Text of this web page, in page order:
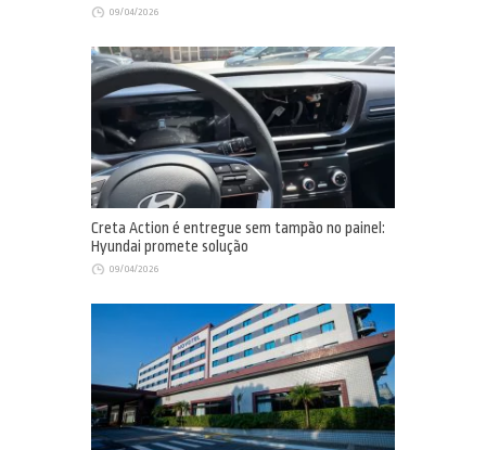
09/04/2026
Creta Action é entregue sem tampão no painel:
Hyundai promete solução
09/04/2026